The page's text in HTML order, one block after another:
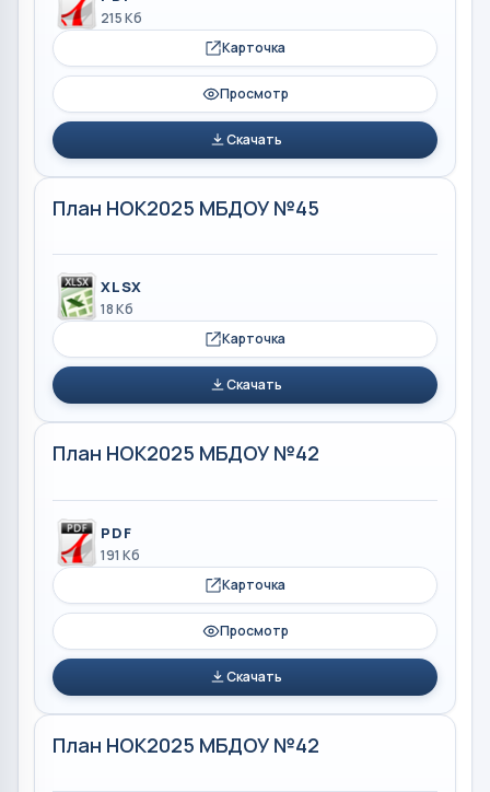
215 Кб
Карточка
Просмотр
Скачать
План НОК2025 МБДОУ №45
XLSX
18 Кб
Карточка
Скачать
План НОК2025 МБДОУ №42
PDF
191 Кб
Карточка
Просмотр
Скачать
План НОК2025 МБДОУ №42